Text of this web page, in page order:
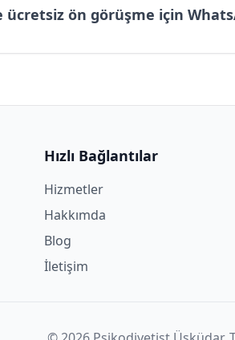
ön görüşme için
Hızlı Bağlantılar
Hizmetler
Hakkımda
Blog
İletişim